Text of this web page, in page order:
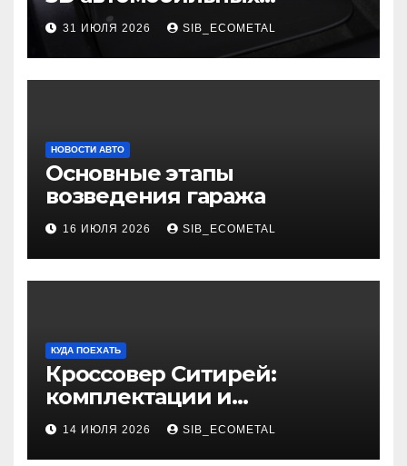
ковриков
31 ИЮЛЯ 2026 SIB_ECOMETAL
НОВОСТИ АВТО
Основные этапы
возведения гаража
16 ИЮЛЯ 2026 SIB_ECOMETAL
КУДА ПОЕХАТЬ
Кроссовер Ситирей:
комплектации и
характеристики
14 ИЮЛЯ 2026 SIB_ECOMETAL